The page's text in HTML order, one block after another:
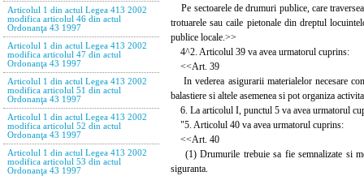
Articolul 1 din actul Legea 413 2002
modifica articolul 46 din actul
Ordonanţa 43 1997
Articolul 1 din actul Legea 413 2002
modifica articolul 47 din actul
Ordonanţa 43 1997
Articolul 1 din actul Legea 413 2002
modifica articolul 51 din actul
Ordonanţa 43 1997
Articolul 1 din actul Legea 413 2002
modifica articolul 52 din actul
Ordonanţa 43 1997
Articolul 1 din actul Legea 413 2002
modifica articolul 53 din actul
Ordonanţa 43 1997
Pe sectoarele de drumuri publice, care
trotuarele sau caile pietonale din dreptul
publice locale.>>
4^2. Articolul 39 va avea urmatorul cuprins:
<<Art. 39
In vederea asigurarii materialelor necesare
balastiere si altele asemenea si pot organiza
6. La articolul I, punctul 5 va avea urmatorul
"5. Articolul 40 va avea urmatorul cuprins:
<<Art. 40
(1) Drumurile trebuie sa fie semnalizate si
siguranta.